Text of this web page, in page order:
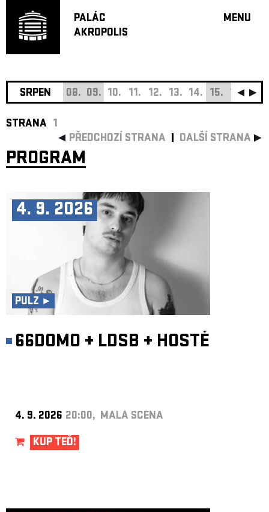
PALÁC
AKROPOLIS
MENU
JAZZ
HUDBA
SRPEN 08. 09. 10. 11. 12. 13. 14. 15. 16. 17.
STRANA 1
PŘEDCHOZÍ STRANA
DALŠÍ STRANA
PROGRAM
4. 9. 2026
PULZ ►
66DOMO + LDSB + HOSTÉ
4. 9. 2026 20:00, MALÁ SCÉNA
KUP TEĎ!